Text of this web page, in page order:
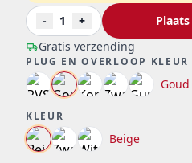
Gratis verzending
-
1 +
PLUG EN OVERLOOP KLEUR
Goud
KLEUR
Beige